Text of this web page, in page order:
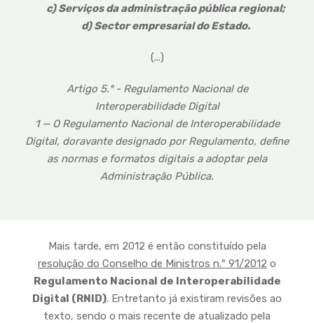
c) Serviços da administração pública regional;
d) Sector empresarial do Estado.
(...)
Artigo 5.º - Regulamento Nacional de
Interoperabilidade Digital
1 — O Regulamento Nacional de Interoperabilidade
Digital, doravante designado por Regulamento, define
as normas e formatos digitais a adoptar pela
Administração Pública.
Mais tarde, em 2012 é então constituído pela
resolução do Conselho de Ministros n.º 91/2012 o
Regulamento Nacional de Interoperabilidade
Digital (RNID). Entretanto já existiram revisões ao
texto, sendo o mais recente de atualizado pela